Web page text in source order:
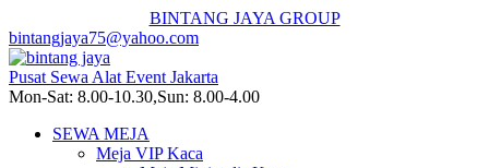
BINTANG JAYA GROUP
bintangjaya75@yahoo.com
Pusat Sewa Alat Event Jakarta
Mon-Sat: 8.00-10.30,Sun: 8.00-4.00
SEWA MEJA
Meja VIP Kaca